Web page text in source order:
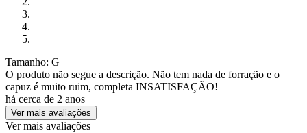
Tamanho: G
O produto não segue a descrição. Não tem nada de forração e o
capuz é muito ruim, completa INSATISFAÇÃO!
há cerca de 2 anos
Ver mais avaliações
Ver mais avaliações